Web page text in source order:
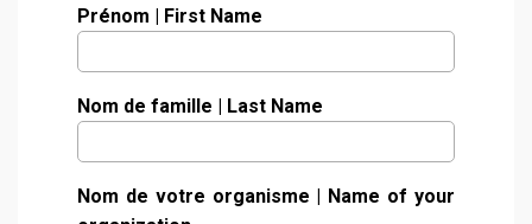
MERCI
Prénom | First Name
Nom de famille | Last Name
Nom de votre organisme | Name of your